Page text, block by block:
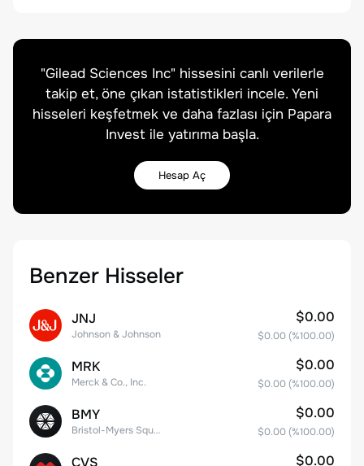
"Gilead Sciences Inc" hissesini canlı verilerle
takip et, öne çıkan istatistikleri incele. Yeni
hisseleri keşfetmek ve daha fazlası için Papara
Invest ile yatırıma başla.
Hesap Aç
Benzer Hisseler
JNJ
Johnson & Johnson
$0.00
$0.00 (%100.00)
MRK
Merck & Co., Inc.
$0.00
$0.00 (%100.00)
BMY
Bristol-Myers Squibb Co.
$0.00
$0.00 (%100.00)
CVS $0.00